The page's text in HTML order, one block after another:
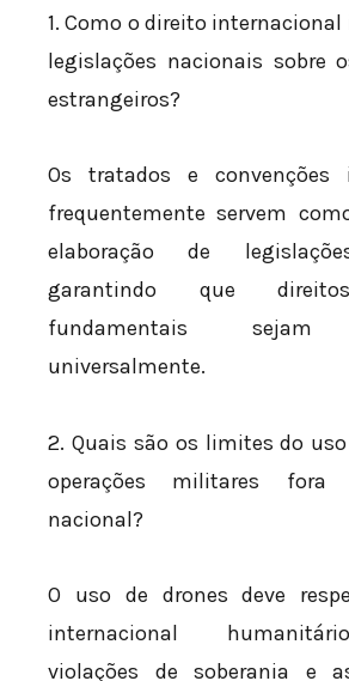
1. Como o direito
legislações nacionais sobre
estrangeiros?
Os tratados e convenções
frequentemente servem
elaboração de
garantindo que
fundamentais sejam
universalmente.
2. Quais são os limites do
operações militares fora
nacional?
O uso de drones deve
internacional
violações de soberania e